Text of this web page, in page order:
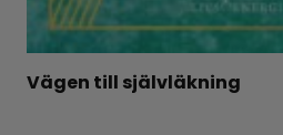
Vägen till självläkning